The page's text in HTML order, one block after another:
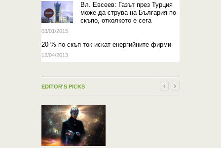
Вл. Евсеев: Газът през Турция
може да струва на България по-
скъпо, отколкото е сега
03/01/2015
20 % по-скъп ток искат енергийните фирми
12/04/2013
EDITOR'S PICKS